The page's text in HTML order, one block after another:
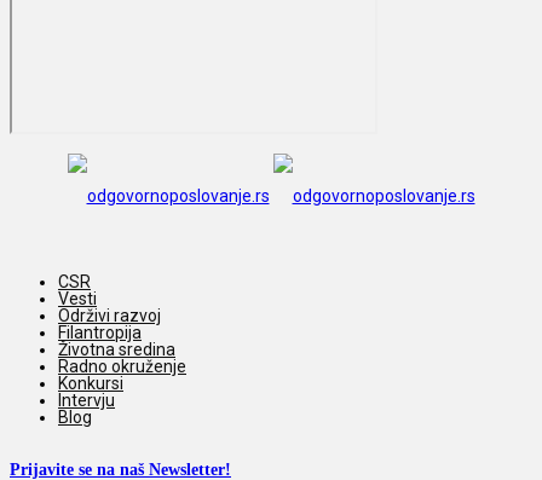
CSR
Vesti
Održivi razvoj
Filantropija
Životna sredina
Radno okruženje
Konkursi
Intervju
Blog
Prijavite se na naš Newsletter!